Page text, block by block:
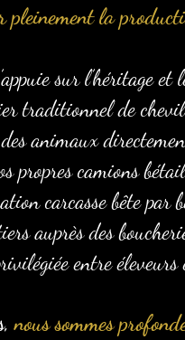
pleinement la
sur l’héritage
traditionnel de
animaux
propres camions
carcasse bête par
auprès des
entre éleveurs
nous sommes